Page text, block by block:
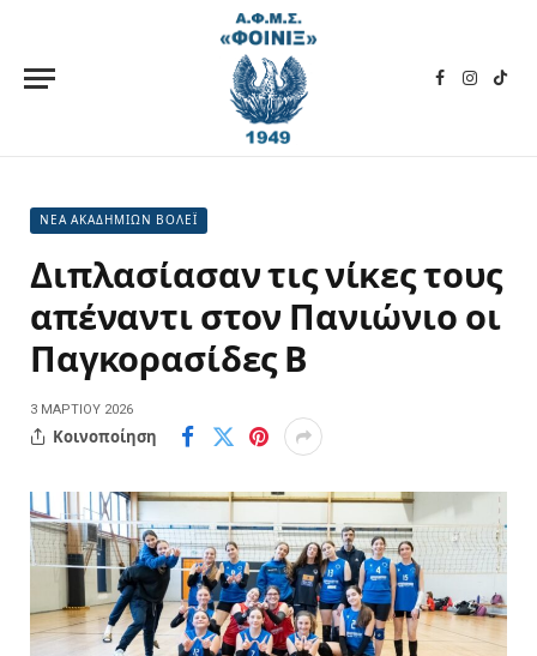
Facebook
ΝΕΑ ΑΚΑΔΗΜΙΩΝ ΒΟΛΕΪ
Διπλασίασαν τις νίκες τους
απέναντι στον Πανιώνιο οι
Παγκορασίδες Β
3 ΜΑΡΤΊΟΥ 2026
Κοινοποίηση